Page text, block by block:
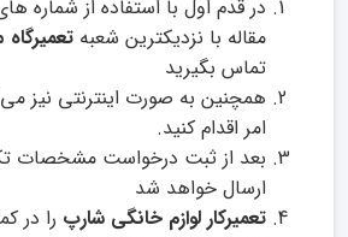
در قدم اول با استفاده از شماره
مقاله با نزدیکترین شعبه
تماس بگیرید
همچنین به صورت اینترنتی نیز می
امر اقدام کنید.
بعد از ثبت درخواست مشخصات
ارسال خواهد شد
تعمیرکار لوازم خانگی شارپ را در